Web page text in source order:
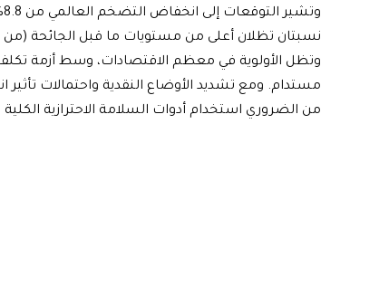
نسبتان تظلان أعلى من مستويات ما قبل الجائحة (من 2017–2019) بنحو 3.5%.
وتظل الأولوية في معظم الاقتصادات، وسط أزمة
مستدام. ومع تشديد الأوضاع النقدية واحتمالات تأثير
من الضروري استخدام أدوات السلامة الاحترازية الكلية